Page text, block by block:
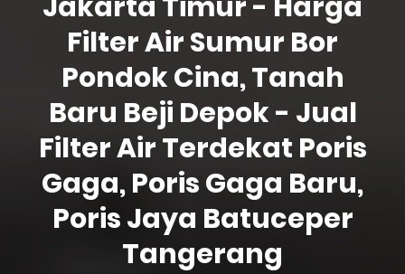
Filter Air Sumur Bor
Pondok Cina, Tanah
Baru Beji Depok - Jual
Filter Air Terdekat Poris
Gaga, Poris Gaga Baru,
Poris Jaya Batuceper
Tangerang